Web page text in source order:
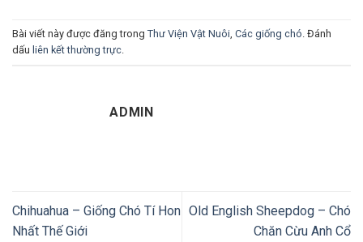
Bài viết này được đăng trong Thư Viện Vật Nuôi Các giống chó . Đánh
dấu liên kết thường trực
ADMIN
Chihuahua – Giống Chó Tí Hon
Nhất Thế Giới
Old English Sheepdog – Chó
Chăn Cừu Anh Cổ